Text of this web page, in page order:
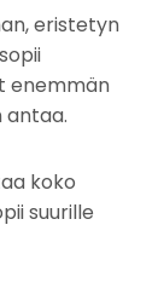
eristetyn
enemmän
antaa.
koko
suurille